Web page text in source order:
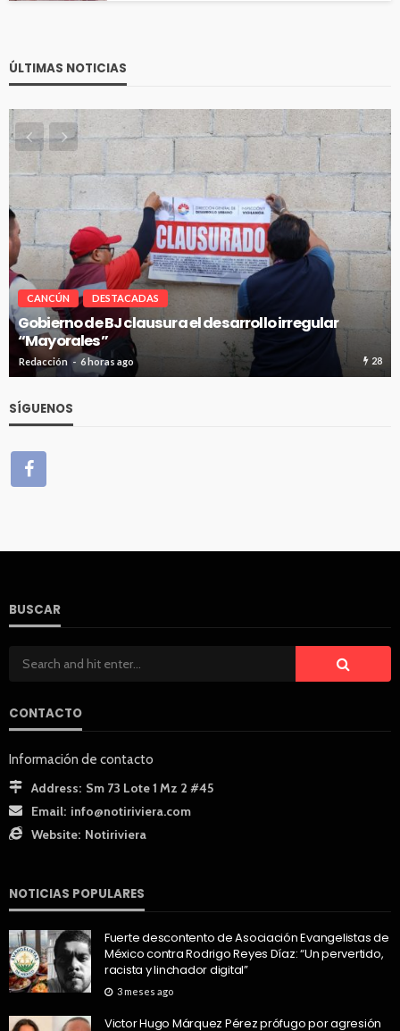
ÚLTIMAS NOTICIAS
CANCÚN DESTACADAS
Gobierno de BJ clausura el desarrollo irregular
“Mayorales”
Redacción 6 horas ago 28
SÍGUENOS
BUSCAR
CONTACTO
Información de contacto
Address: Sm 73 Lote 1 Mz 2 #45
Email: info@notiriviera.com
Website: Notiriviera
NOTICIAS POPULARES
Fuerte descontento de Asociación Evangelistas de
México contra Rodrigo Reyes Díaz: “Un pervertido,
racista y linchador digital”
3 meses ago
Victor Hugo Márquez Pérez prófugo por agresión